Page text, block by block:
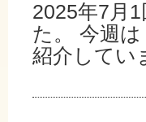
2025年7月
た。 今週
紹介してい